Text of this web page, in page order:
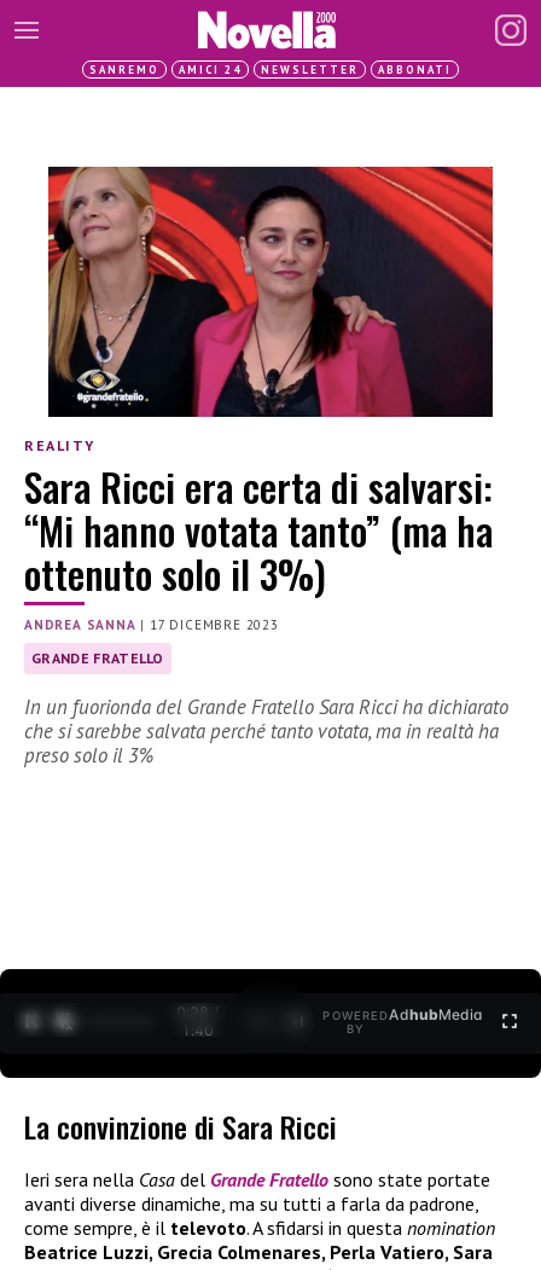
SANREMO AMICI 24 NEWSLETTER ABBONATI
REALITY
Sara Ricci era certa di salvarsi:
“Mi hanno votata tanto” (ma ha
ottenuto solo il 3%)
ANDREA SANNA | 17 DICEMBRE 2023
GRANDE FRATELLO
In un fuorionda del Grande Fratello Sara Ricci ha dichiarato
che si sarebbe salvata perché tanto votata, ma in realtà ha
preso solo il 3%
0:30 /
1:40
POWERED
BY
AdhubMedia
La convinzione di Sara Ricci
Ieri sera nella Casa del Grande Fratello sono state portate
avanti diverse dinamiche, ma su tutti a farla da padrone,
come sempre, è il televoto. A sfidarsi in questa nomination
Beatrice Luzzi, Grecia Colmenares, Perla Vatiero, Sara